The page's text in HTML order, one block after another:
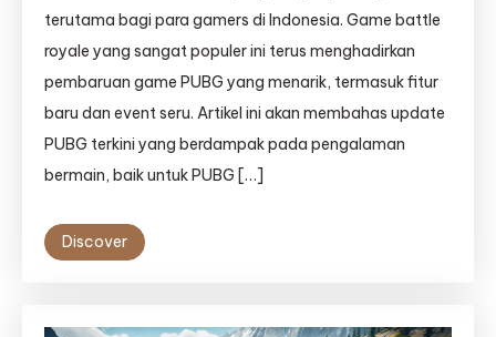
terutama bagi para gamers di Indonesia. Game battle
royale yang sangat populer ini terus menghadirkan
pembaruan game PUBG yang menarik, termasuk fitur
baru dan event seru. Artikel ini akan membahas update
PUBG terkini yang berdampak pada pengalaman
bermain, baik untuk PUBG […]
Discover